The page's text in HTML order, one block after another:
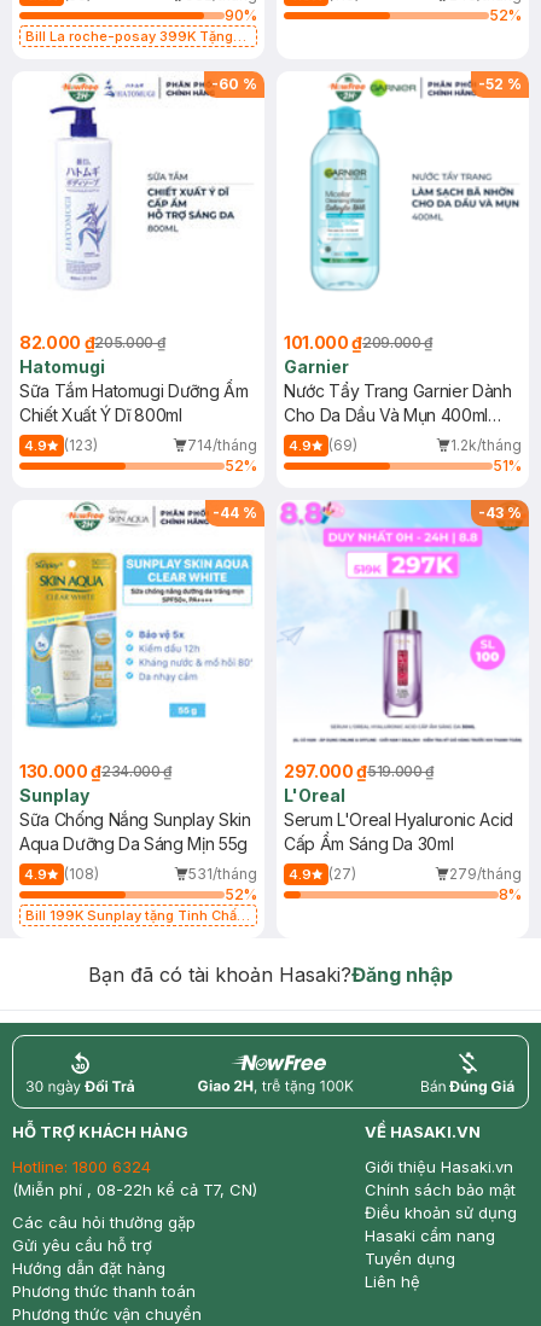
90%
Bill La roche-posay 399K Tặng
(SL có hạn)
52%
-60 %
82.000 ₫205.000 ₫
Hatomugi
Sữa Tắm Hatomugi Dưỡng Ẩm
Chiết Xuất Ý Dĩ 800ml
4.9 (123)
714/tháng
52%
-52 %
101.000 ₫209.000 ₫
Garnier
Nước Tẩy Trang Garnier Dành
Cho Da Dầu Và Mụn 400ml
(Mới)
4.9 (69)
1.2k/tháng
51%
-44 %
130.000 ₫234.000 ₫
Sunplay
Sữa Chống Nắng Sunplay Skin
Aqua Dưỡng Da Sáng Mịn 55g
4.9 (108)
531/tháng
52%
Bill 199K Sunplay tặng Tinh Chất
-43%
297.000 ₫519.000 ₫
L'Oreal
Serum L'Oreal Hyaluronic Acid
Cấp Ẩm Sáng Da 30ml
4.9 (27)
279/tháng
8%
Bạn đã có tài khoản Hasaki?Đăng nhập
return nowfree price
HỖ TRỢ KHÁCH HÀNG
Hotline: 1800 6324
(Miễn phí , 08-22h kể cả T7, CN)
Các câu hỏi thường gặp
Gửi yêu cầu hỗ trợ
Hướng dẫn đặt hàng
Phương thức thanh toán
Phương thức vận chuyển
VỀ HASAKI.VN
Giới thiệu Hasaki.vn
Chính sách bảo mật
Điều khoản sử dụng
Hasaki cẩm nang
Tuyển dụng
Liên hệ